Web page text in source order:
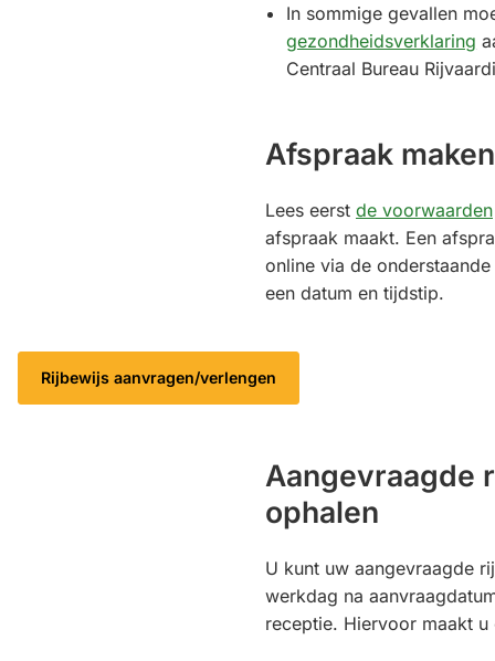
In sommige gevallen
gezondheidsverklaring
Centraal Bureau
Afspraak maken
Lees eerst de voorwaarden
afspraak maakt. Een
online via de
een datum en tijdstip.
Rijbewijs aanvragen/verlengen
Aangevraagde
ophalen
U kunt uw aangevraagde
werkdag na
receptie. Hiervoor maakt